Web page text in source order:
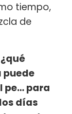
tiempo,
de
puede
para
días